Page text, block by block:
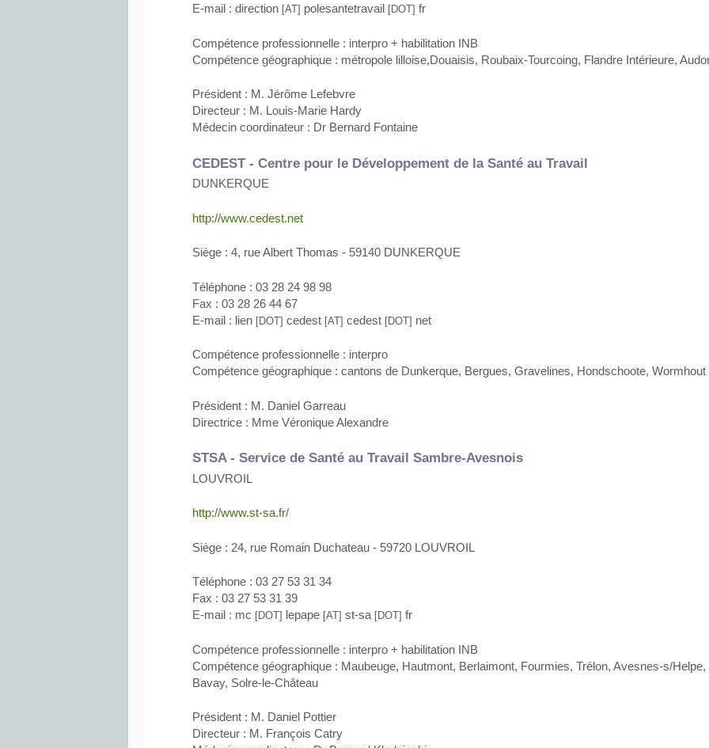
E-mail : direction [AT] polesantetravail [DOT] fr
Compétence professionnelle : interpro + habilitation INB
Compétence géographique : métropole lilloise,Douaisis, Roubaix-Tourcoing, Flandre Intérieure,
Président : M. Jérôme Lefebvre
Directeur : M. Louis-Marie Hardy
Médecin coordinateur : Dr Bernard Fontaine
CEDEST - Centre pour le Développement de la Santé au Travail
DUNKERQUE
http://www.cedest.net
Siège : 4, rue Albert Thomas - 59140 DUNKERQUE
Téléphone : 03 28 24 98 98
Fax : 03 28 26 44 67
E-mail : lien [DOT] cedest [AT] cedest [DOT] net
Compétence professionnelle : interpro
Compétence géographique : cantons de Dunkerque, Bergues, Gravelines, Hondschoote, Wormhout
Président : M. Daniel Garreau
Directrice : Mme Véronique Alexandre
STSA - Service de Santé au Travail Sambre-Avesnois
LOUVROIL
http://www.st-sa.fr/
Siège : 24, rue Romain Duchateau - 59720 LOUVROIL
Téléphone : 03 27 53 31 34
Fax : 03 27 53 31 39
E-mail : mc [DOT] lepape [AT] st-sa[DOT] fr
Compétence professionnelle : interpro + habilitation INB
Compétence géographique : Maubeuge, Hautmont, Berlaimont, Fourmies, Trélon, Avesnes-s/
Bavay, Solre-le-Château
Président : M. Daniel Pottier
Directeur : M. François Catry